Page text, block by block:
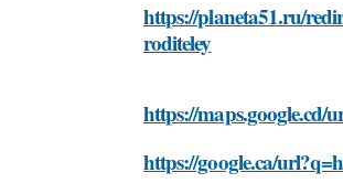
https://planeta51.ru/
roditeley
https://maps.google.cd/
https://google.ca/